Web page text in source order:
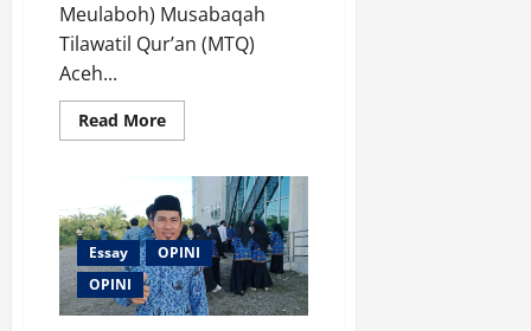
Meulaboh) Musabaqah
Tilawatil Qur’an (MTQ)
Aceh...
Read MoreRead
more
di
Aceh
2025:
Momentum
Meningkatkan
Kualitas
Pendidikan
Agama
Islam
Essay
OPINI
OPINI